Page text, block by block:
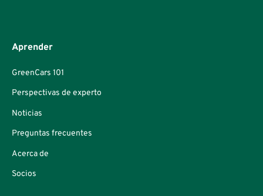
Aprender
GreenCars 101
Perspectivas de experto
Noticias
Preguntas frecuentes
Acerca de
Socios